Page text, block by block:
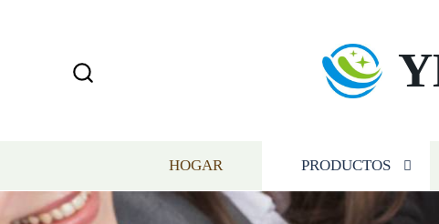
HOGAR PRODUCTOS